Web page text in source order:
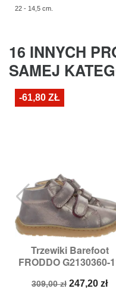
22 - 14,5 cm.
16 INNYCH
SAMEJ
Trzewiki Barefoot
FRODDO G2130360-
Cena
309,00 zł Cena
247,20 zł
-61,80 ZŁ